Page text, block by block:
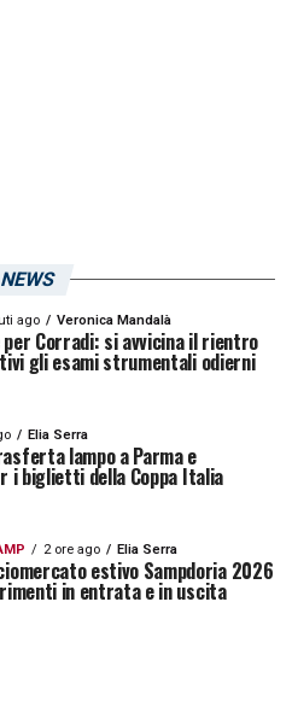
NEWS
ago Veronica Mandalà
per Corradi: si avvicina il rientro
gli esami strumentali odierni
Elia Serra
lampo a Parma e
i biglietti della Coppa Italia
2 ore ago Elia Serra
estivo Sampdoria 2026
in entrata e in uscita